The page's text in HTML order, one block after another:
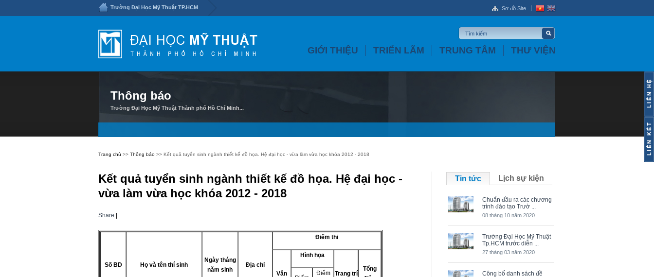
Trường Đại Học Mỹ Thuật TP.HCM Sơ đồ Site
THƯ VIỆN
TRUNG TÂM
TRIỂN LÃM
GIỚI THIỆU
Thông báo
Trường Đại Học Mỹ Thuật Thành phố Hồ Chí Minh...
Trang chủ >> Thông báo >> Kết quả tuyển sinh ngành thiết kế đồ họa. Hệ đại học - vừa làm vừa học khóa 2012 - 2018
Kết quả tuyển sinh ngành thiết kế đồ họa. Hệ đại học -
vừa làm vừa học khóa 2012 - 2018
Share
Số BD Họ và tên thí sinh
Ngày tháng
năm sinh
Địa chỉ
Điểm thi
Văn
Hình họa
Trang trí
Tổng
Điểm
Tin tức Lịch sự kiện
Chuẩn đầu ra các chương
trình đào tạo Trườ ...
08 tháng 10 năm 2020
Trường Đại Học Mỹ Thuật
Tp.HCM trước diễn ...
27 tháng 03 năm 2020
Công bố danh sách đề